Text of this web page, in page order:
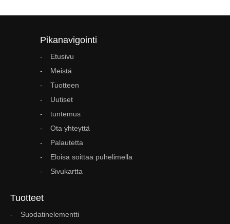
Pikanavigointi
Etusivu
Meistä
Tuotteen
Uutiset
tuntemus
Ota yhteyttä
Palautetta
Eloisa soittaa puhelimella
Sivukartta
Tuotteet
Suodatinelementti